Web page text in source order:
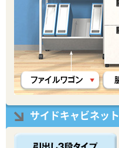
サイドキャビネット